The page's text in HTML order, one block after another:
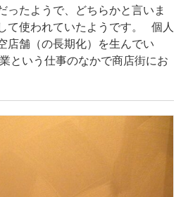
ったようで、どちらかと言いま
て使われていたようです。 個人
店舗（の長期化）を生んでい
という仕事のなかで商店街にお